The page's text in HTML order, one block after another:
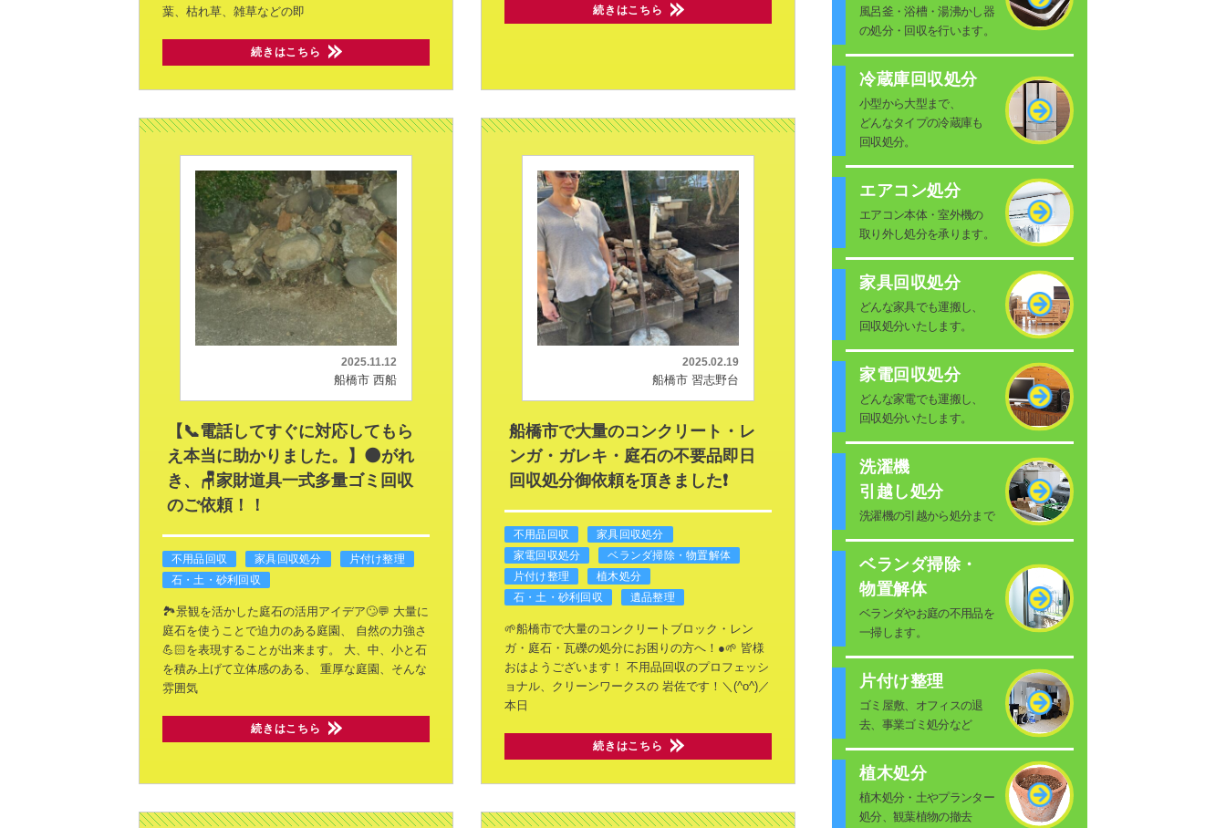
葉、枯れ草、雑草などの即
続きはこちら
続きはこちら
2025.11.12
船橋市 西船
【📞電話してすぐに対応してもら
え本当に助かりました。】🌑がれ
き、🪑家財道具一式多量ゴミ回収
のご依頼！！
不用品回収 家具回収処分
片付け整理
石・土・砂利回収
🏞️景観を活かした庭石の活用アイデア🙄💬 大量に
庭石を使うことで迫力のある庭園、
自然の力強さ
💪🏻を表現することが出来ます。
大、中、小と石
を積み上げて立体感のある、
重厚な庭園、そんな
雰囲気
続きはこちら
2025.02.19
船橋市 習志野台
船橋市で大量のコンクリート・レ
ンガ・ガレキ・庭石の不要品即日
回収処分御依頼を頂きました❗
不用品回収
家具回収処分
家電回収処分
ベランダ掃除・物置解体
片付け整理
植木処分
石・土・砂利回収
遺品整理
🌱船橋市で大量のコンクリートブロック・レン
ガ・庭石・瓦礫の処分にお困りの方へ！●🌱 皆様
おはようございます！ 不用品回収のプロフェッシ
ョナル、クリーンワークスの 岩佐です！＼(^o^)／
本日
続きはこちら
風呂釜・浴槽・湯沸かし器
の処分・回収を行います。
冷蔵庫回収処分
小型から大型まで、
どんなタイプの冷蔵庫も
回収処分。
エアコン処分
エアコン本体・室外機の
取り外し処分を承ります。
家具回収処分
どんな家具でも運搬し、
回収処分いたします。
家電回収処分
どんな家電でも運搬し、
回収処分いたします。
洗濯機
引越し処分
洗濯機の引越から処分まで
ベランダ掃除・
物置解体
ベランダやお庭の不用品を
一掃します。
片付け整理
ゴミ屋敷、オフィスの退
去、事業ゴミ処分など
植木処分
植木処分・土やプランター
処分、観葉植物の撤去